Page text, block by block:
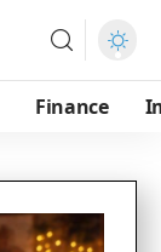
Finance